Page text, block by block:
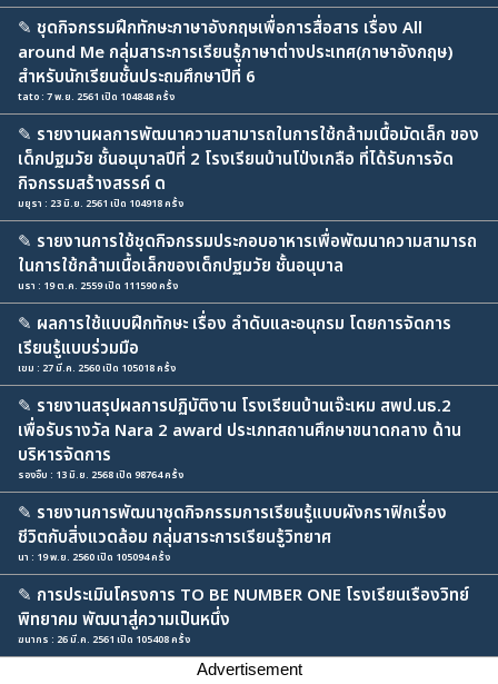
✎ ชุดกิจกรรมฝึกทักษะภาษาอังกฤษเพื่อการสื่อสาร เรื่อง All
around Me กลุ่มสาระการเรียนรู้ภาษาต่างประเทศ(ภาษาอังกฤษ)
สำหรับนักเรียนชั้นประถมศึกษาปีที่ 6
tato : 7 พ.ย. 2561 เปิด 104848 ครั้ง
✎ รายงานผลการพัฒนาความสามารถในการใช้กล้ามเนื้อมัดเล็ก ของ
เด็กปฐมวัย ชั้นอนุบาลปีที่ 2 โรงเรียนบ้านโป่งเกลือ ที่ได้รับการจัด
กิจกรรมสร้างสรรค์ ด
มยุรา : 23 มิ.ย. 2561 เปิด 104918 ครั้ง
✎ รายงานการใช้ชุดกิจกรรมประกอบอาหารเพื่อพัฒนาความสามารถ
ในการใช้กล้ามเนื้อเล็กของเด็กปฐมวัย ชั้นอนุบาล
นรา : 19 ต.ค. 2559 เปิด 111590 ครั้ง
✎ ผลการใช้แบบฝึกทักษะ เรื่อง ลำดับและอนุกรม โดยการจัดการ
เรียนรู้แบบร่วมมือ
เขม : 27 มี.ค. 2560 เปิด 105018 ครั้ง
✎ รายงานสรุปผลการปฏิบัติงาน โรงเรียนบ้านเจ๊ะเหม สพป.นธ.2
เพื่อรับรางวัล Nara 2 award ประเภทสถานศึกษาขนาดกลาง ด้าน
บริหารจัดการ
รองอิ๊บ : 13 มิ.ย. 2568 เปิด 98764 ครั้ง
✎ รายงานการพัฒนาชุดกิจกรรมการเรียนรู้แบบผังกราฟิกเรื่อง
ชีวิตกับสิ่งแวดล้อม กลุ่มสาระการเรียนรู้วิทยาศ
นา : 19 พ.ย. 2560 เปิด 105094 ครั้ง
✎ การประเมินโครงการ TO BE NUMBER ONE โรงเรียนเรืองวิทย์
พิทยาคม พัฒนาสู่ความเป็นหนึ่ง
ฆนากร : 26 มี.ค. 2561 เปิด 105408 ครั้ง
Advertisement